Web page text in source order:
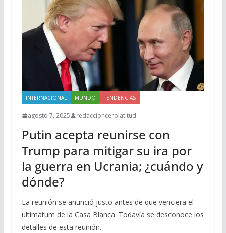
INTERNACIONAL MUNDO TENDENCIAS
agosto 7, 2025 redaccioncerolatitud
Putin acepta reunirse con
Trump para mitigar su ira por
la guerra en Ucrania; ¿cuándo y
dónde?
La reunión se anunció justo antes de que venciera el
ultimátum de la Casa Blanca. Todavía se desconoce los
detalles de esta reunión.